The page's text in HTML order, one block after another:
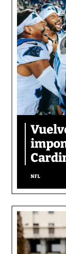
NFL